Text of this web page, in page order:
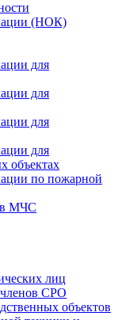
(НОК)
для
для
для
для
объектах
по пожарной
в МЧС
лиц
членов СРО
объектов